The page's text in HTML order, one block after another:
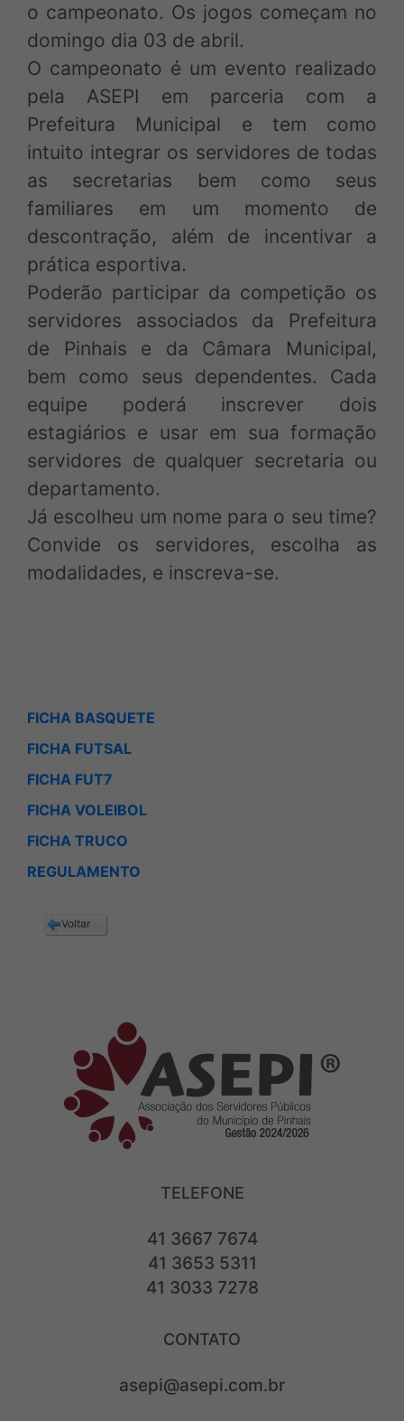
o campeonato. Os jogos começam no
domingo dia 03 de abril.
O campeonato é um evento realizado
pela ASEPI em parceria com a
Prefeitura Municipal e tem como
intuito integrar os servidores de todas
as secretarias bem como seus
familiares em um momento de
descontração, além de incentivar a
prática esportiva.
Poderão participar da competição os
servidores associados da Prefeitura
de Pinhais e da Câmara Municipal,
bem como seus dependentes. Cada
equipe poderá inscrever dois
estagiários e usar em sua formação
servidores de qualquer secretaria ou
departamento.
Já escolheu um nome para o seu time?
Convide os servidores, escolha as
modalidades, e inscreva-se.
FICHA BASQUETE
FICHA FUTSAL
FICHA FUT7
FICHA VOLEIBOL
FICHA TRUCO
REGULAMENTO
Voltar
TELEFONE
41 3667 7674
41 3653 5311
41 3033 7278
CONTATO
asepi@asepi.com.br